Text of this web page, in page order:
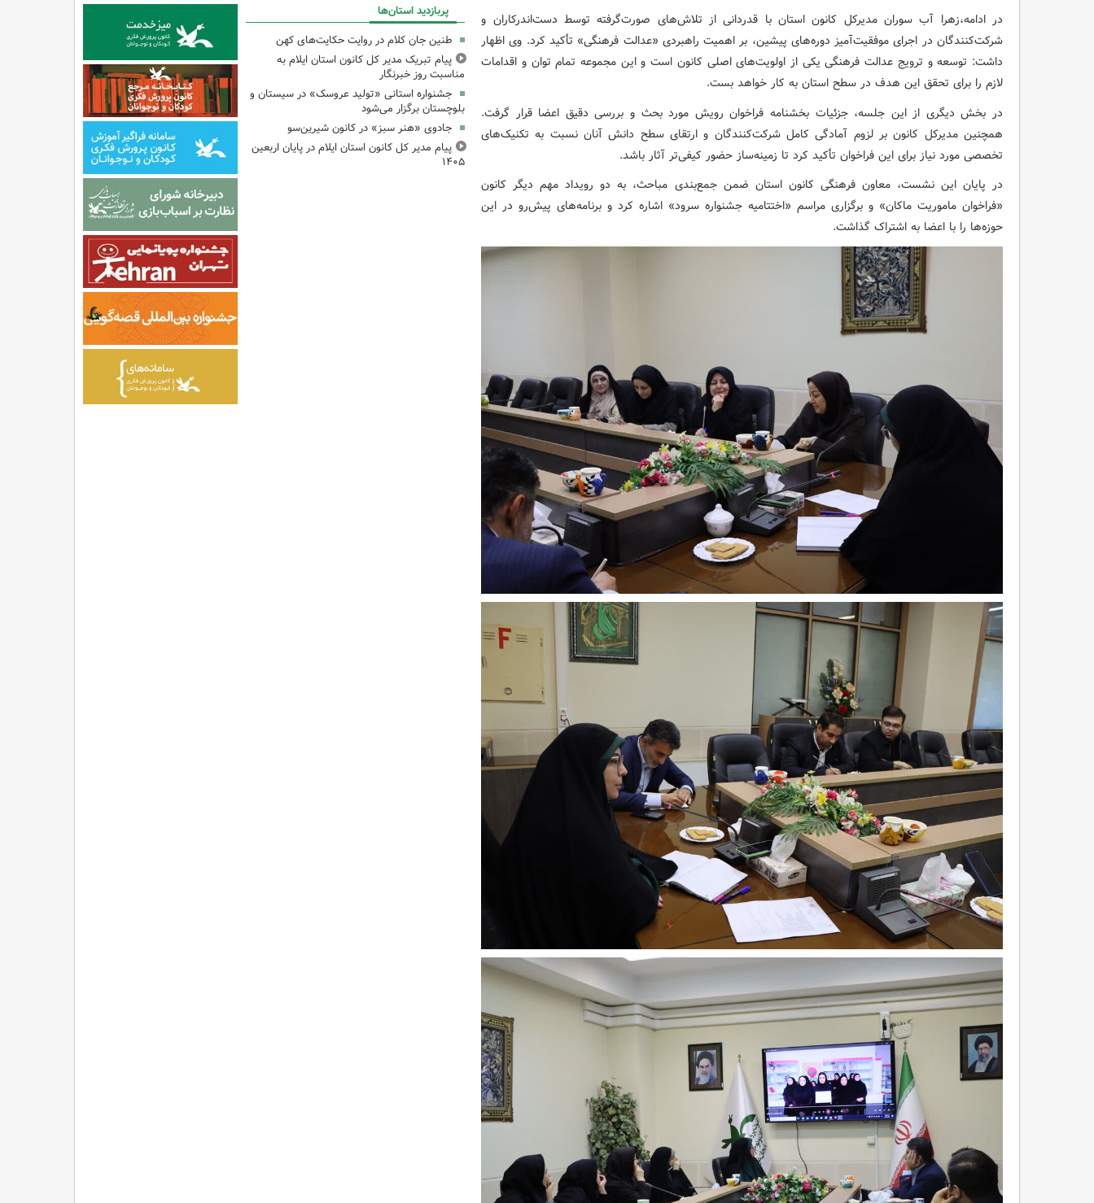
در ادامه،زهرا آب سوران مدیرکل کانون استان با قدردانی از تلاش‌های صورت‌گرفته توسط دست‌اندرکاران و
شرکت‌کنندگان در اجرای موفقیت‌آمیز دوره‌های پیشین، بر اهمیت راهبردی «عدالت فرهنگی» تأکید کرد. وی اظهار
داشت: توسعه و ترویج عدالت فرهنگی یکی از اولویت‌های اصلی کانون است و این مجموعه تمام توان و اقدامات
لازم را برای تحقق این هدف در سطح استان به کار خواهد بست.
در بخش دیگری از این جلسه، جزئیات بخشنامه فراخوان رویش مورد بحث و بررسی دقیق اعضا قرار گرفت.
همچنین مدیرکل کانون بر لزوم آمادگی کامل شرکت‌کنندگان و ارتقای سطح دانش آنان نسبت به تکنیک‌های
تخصصی مورد نیاز برای این فراخوان تأکید کرد تا زمینه‌ساز حضور کیفی‌تر آثار باشد.
در پایان این نشست، معاون فرهنگی کانون استان ضمن جمع‌بندی مباحث، به دو رویداد مهم دیگر کانون
«فراخوان ماموریت ماکان» و برگزاری مراسم «اختتامیه جشنواره سرود» اشاره کرد و برنامه‌های پیش‌رو در این
حوزه‌ها را با اعضا به اشتراک گذاشت.
پربازدید استان‌ها
طنین جان کلام در روایت حکایت‌های کهن
پیام تبریک مدیر کل کانون استان ایلام به
مناسبت روز خبرنگار
جشنواره استانی «تولید عروسک» در سیستان و
بلوچستان برگزار می‌شود
جادوی «هنر سبز» در کانون شیرین‌سو
پیام مدیر کل کانون استان ایلام در پایان اربعین
۱۴۰۵